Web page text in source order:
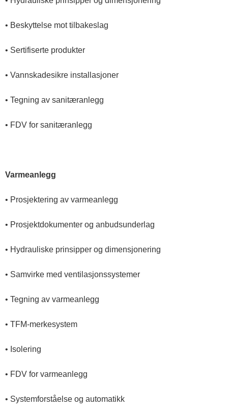
t
f
o
l
d
g
t
e
l
m
a
r
• Beskyttelse mot tilbakeslag
• Sertifiserte produkter
• Vannskadesikre installasjoner
• Tegning av sanitæranlegg
• FDV for sanitæranlegg
Varmeanlegg
• Prosjektering av varmeanlegg
• Prosjektdokumenter og anbudsunderlag
• Hydrauliske prinsipper og dimensjonering
• Samvirke med ventilasjonssystemer
• Tegning av varmeanlegg
• TFM-merkesystem
• Isolering
• FDV for varmeanlegg
• Systemforståelse og automatikk